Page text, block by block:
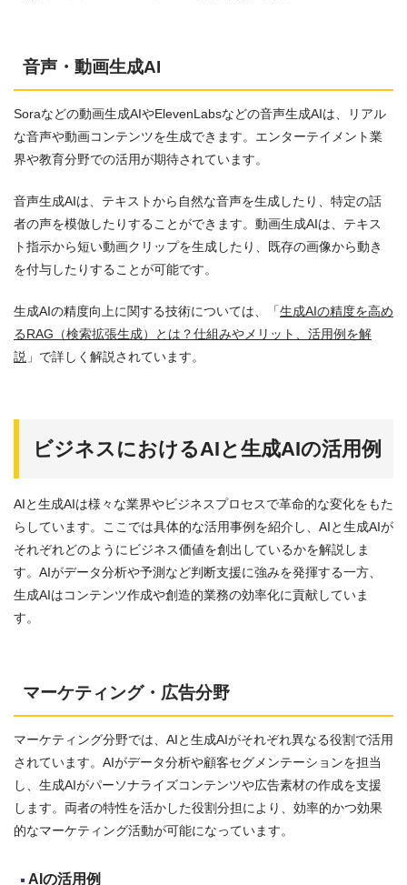
音声・動画生成AI
Soraなどの動画生成AIやElevenLabsなどの音声生成AIは、リアル
な音声や動画コンテンツを生成できます。エンターテイメント業
界や教育分野での活用が期待されています。
音声生成AIは、テキストから自然な音声を生成したり、特定の話
者の声を模倣したりすることができます。動画生成AIは、テキス
ト指示から短い動画クリップを生成したり、既存の画像から動き
を付与したりすることが可能です。
生成AIの精度向上に関する技術については、「生成AIの精度を高め
るRAG（検索拡張生成）とは？仕組みやメリット、活用例を解
説 」で詳しく解説されています。
ビジネスにおけるAIと生成AIの活用例
AIと生成AIは様々な業界やビジネスプロセスで革命的な変化をもた
らしています。ここでは具体的な活用事例を紹介し、AIと生成AIが
それぞれどのようにビジネス価値を創出しているかを解説しま
す。AIがデータ分析や予測など判断支援に強みを発揮する一方、
生成AIはコンテンツ作成や創造的業務の効率化に貢献していま
す。
マーケティング・広告分野
マーケティング分野では、AIと生成AIがそれぞれ異なる役割で活用
されています。AIがデータ分析や顧客セグメンテーションを担当
し、生成AIがパーソナライズコンテンツや広告素材の作成を支援
します。両者の特性を活かした役割分担により、効率的かつ効果
的なマーケティング活動が可能になっています。
AI の活用例